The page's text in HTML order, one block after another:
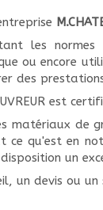
les
ou encore
des
est
matériaux de
ce qu'est en
un
un devis ou